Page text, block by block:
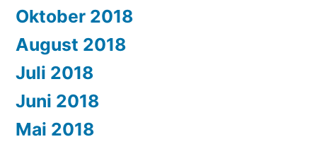
Oktober 2018
August 2018
Juli 2018
Juni 2018
Mai 2018